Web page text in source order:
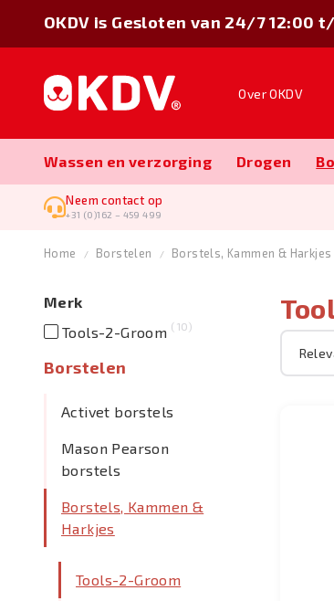
Over OKDV
Wassen en verzorging Drogen
Neem contact op
+31 (0)162 – 459 499
OKDV is Gesloten van 24/7 12:00
Home Borstelen Borstels, Kammen & Harkjes
Merk
Tools-2-Groom
10
Borstelen
Activet borstels
Mason Pearson
borstels
Borstels, Kammen &
Harkjes
Tools-2-Groom